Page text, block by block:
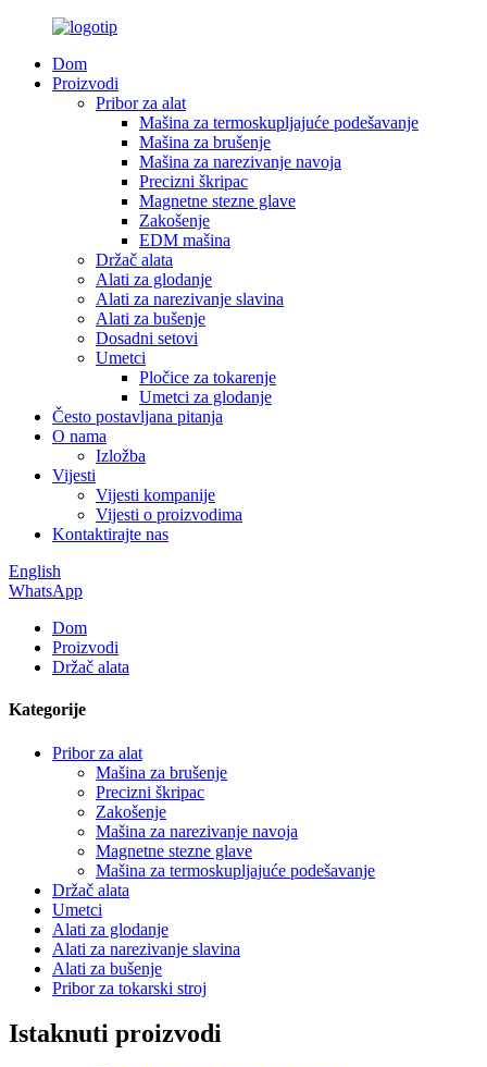
Dom
Proizvodi
Pribor za alat
Mašina za termoskupljajuće podešavanje
Mašina za brušenje
Mašina za narezivanje navoja
Precizni škripac
Magnetne stezne glave
Zakošenje
EDM mašina
Držač alata
Alati za glodanje
Alati za narezivanje slavina
Alati za bušenje
Dosadni setovi
Umetci
Pločice za tokarenje
Umetci za glodanje
Često postavljana pitanja
O nama
Izložba
Vijesti
Vijesti kompanije
Vijesti o proizvodima
Kontaktirajte nas
English
WhatsApp
Dom
Proizvodi
Držač alata
Kategorije
Pribor za alat
Mašina za brušenje
Precizni škripac
Zakošenje
Mašina za narezivanje navoja
Magnetne stezne glave
Mašina za termoskupljajuće podešavanje
Držač alata
Umetci
Alati za glodanje
Alati za narezivanje slavina
Alati za bušenje
Pribor za tokarski stroj
Istaknuti proizvodi